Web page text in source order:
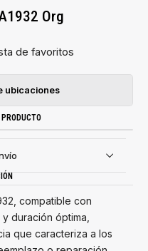
Org
de favoritos
ubicaciones
compatible con
duración óptima,
que caracteriza a los